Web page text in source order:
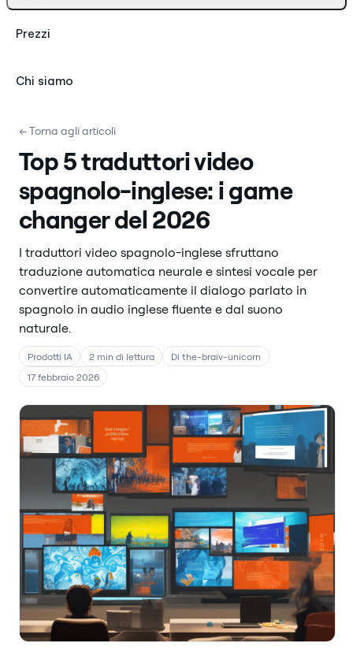
Prezzi
Chi siamo
← Torna agli articoli
Top 5 traduttori video
spagnolo-inglese: i game
changer del 2026
I traduttori video spagnolo-inglese sfruttano
traduzione automatica neurale e sintesi vocale per
convertire automaticamente il dialogo parlato in
spagnolo in audio inglese fluente e dal suono
naturale.
Prodotti IA 2 min di lettura
Di the-braiv-unicorn
17 febbraio 2026